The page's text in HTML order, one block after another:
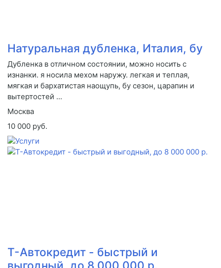
Натуральная дубленка, Италия, бу
Дубленка в отличном состоянии, можно носить с
изнанки. я носила мехом наружу. легкая и теплая,
мягкая и бархатистая наощупь, бу сезон, царапин и
вытертостей ...
Москва
10 000 руб.
Т-Автокредит - быстрый и
выгодный, до 8 000 000 р.